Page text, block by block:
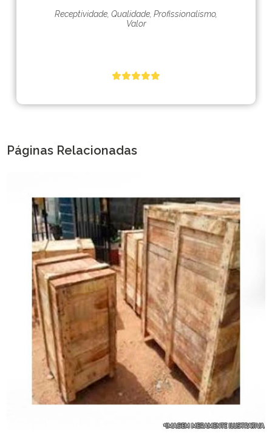
Receptividade, Qualidade, Profissionalismo,
Valor
Páginas Relacionadas